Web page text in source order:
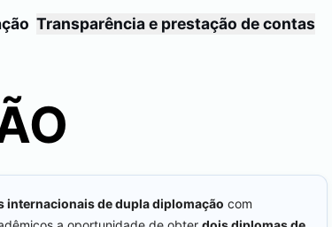
Transparência e prestação de contas
internacionais de dupla diplomação com